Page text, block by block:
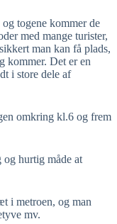
togene kommer de
med mange turister,
man kan få plads,
kommer. Det er en
i store dele af
omkring kl.6 og frem
hurtig måde at
i metroen, og man
mv.